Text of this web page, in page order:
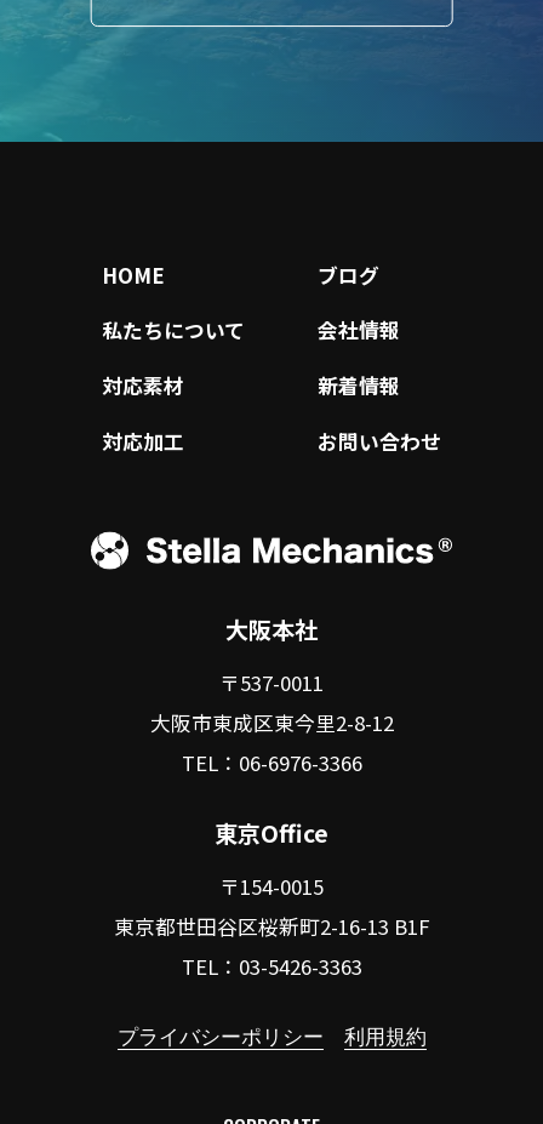
大阪本社
〒537-0011
大阪市東成区東今里2-8-12
TEL：06-6976-3366
東京Office
〒154-0015
東京都世田谷区桜新町2-16-13 B1F
TEL：03-5426-3363
プライバシーポリシー 利用規約
HOME
私たちについて
対応素材
対応加工
ブログ
会社情報
新着情報
お問い合わせ